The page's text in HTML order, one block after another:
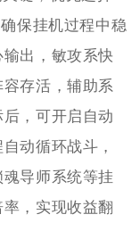
保挂机过程中稳
出，敏攻系快
存活，辅助系
，可开启自动
动循环战斗，
导师系统等挂
，实现收益翻